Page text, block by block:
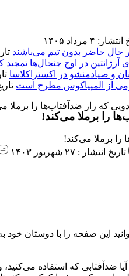
۴ مرداد ۱۴۰۵
حال حاضر بدون تیم می‌باشند
در اوج جنجال‌ها تمجید
و صیادمنشو در اکستراکلاسا
از المپیاکوس مطرح است تاریخ
که راز ضدآفتاب‌ها را برملا
را برملا می‌کند!
تاریخ انتشار : ۲۷ شهریور ۱۴۰۳
این صفحه را با دوستان خود
آیا ضدآفتابی که استفاده